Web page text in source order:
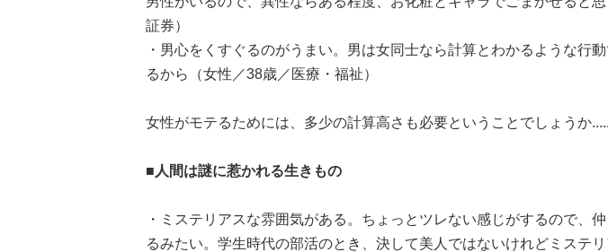
証券）
・男心をくすぐるのがうまい。男は女同士なら計算とわかるような行
るから（女性／38歳／医療・福祉）
女性がモテるためには、多少の計算高さも必要ということでしょうか
■人間は謎に惹かれる生きもの
・ミステリアスな雰囲気がある。ちょっとツレない感じがするので、
るみたい。学生時代の部活のとき、決して美人ではないけれどミステ